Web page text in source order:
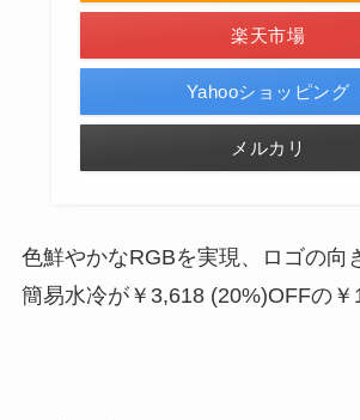
楽天市場
Yahooショッピング
メルカリ
色鮮やかなRGBを実現、ロゴの向
簡易水冷が￥3,618 (20%)OFFの￥